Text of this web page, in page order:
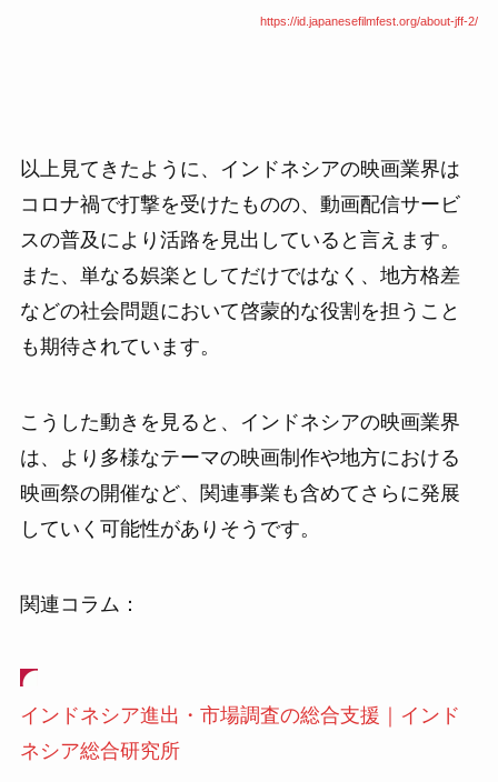
https://id.japanesefilmfest.org/about-jff-2/
以上見てきたように、インドネシアの映画業界は
コロナ禍で打撃を受けたものの、動画配信サービ
スの普及により活路を見出していると言えます。
また、単なる娯楽としてだけではなく、地方格差
などの社会問題において啓蒙的な役割を担うこと
も期待されています。
こうした動きを見ると、インドネシアの映画業界
は、より多様なテーマの映画制作や地方における
映画祭の開催など、関連事業も含めてさらに発展
していく可能性がありそうです。
関連コラム：
インドネシア進出・市場調査の総合支援｜インド
ネシア総合研究所